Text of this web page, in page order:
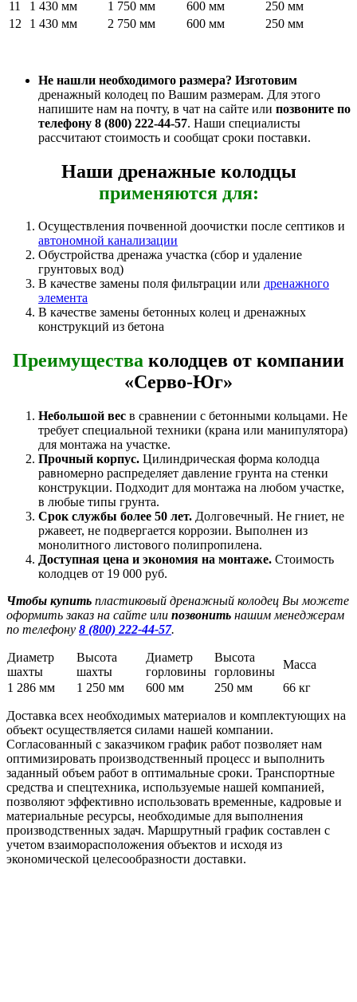
11 1 430 мм 1 750 мм 600 мм
250 мм
12
1 430 мм 2 750 мм 600 мм 250 мм
Не нашли необходимого размера? Изготовим
дренажный колодец по Вашим размерам. Для этого
напишите нам на почту, в чат на сайте или позвоните по
телефону 8 (800) 222-44-57. Наши специалисты
рассчитают стоимость и сообщат сроки поставки.
Наши дренажные колодцы
применяются для:
Осуществления почвенной доочистки после септиков и
автономной канализации
Обустройства дренажа участка (сбор и удаление
грунтовых вод)
В качестве замены поля фильтрации или дренажного
элемента
В качестве замены бетонных колец и дренажных
конструкций из бетона
Преимущества колодцев от компании
«Серво-Юг»
Небольшой вес в сравнении с бетонными кольцами. Не
требует специальной техники (крана или манипулятора)
для монтажа на участке.
Прочный корпус. Цилиндрическая форма колодца
равномерно распределяет давление грунта на стенки
конструкции. Подходит для монтажа на любом участке,
в любые типы грунта.
Срок службы более 50 лет. Долговечный. Не гниет, не
ржавеет, не подвергается коррозии. Выполнен из
монолитного листового полипропилена.
Доступная цена и экономия на монтаже. Стоимость
колодцев от 19 000 руб.
Чтобы купить пластиковый дренажный колодец Вы можете
оформить заказ на сайте или позвонить нашим менеджерам
по телефону 8 (800) 222-44-57.
Диаметр
шахты
Высота
шахты
Диаметр
горловины
Высота
горловины
Масса
1 286 мм
1 250 мм 600 мм 250 мм 66 кг
Доставка всех необходимых материалов и комплектующих на
объект осуществляется силами нашей компании.
Согласованный с заказчиком график работ позволяет нам
оптимизировать производственный процесс и выполнить
заданный объем работ в оптимальные сроки. Транспортные
средства и спецтехника, используемые нашей компанией,
позволяют эффективно использовать временные, кадровые и
материальные ресурсы, необходимые для выполнения
производственных задач. Маршрутный график составлен с
учетом взаиморасположения объектов и исходя из
экономической целесообразности доставки.